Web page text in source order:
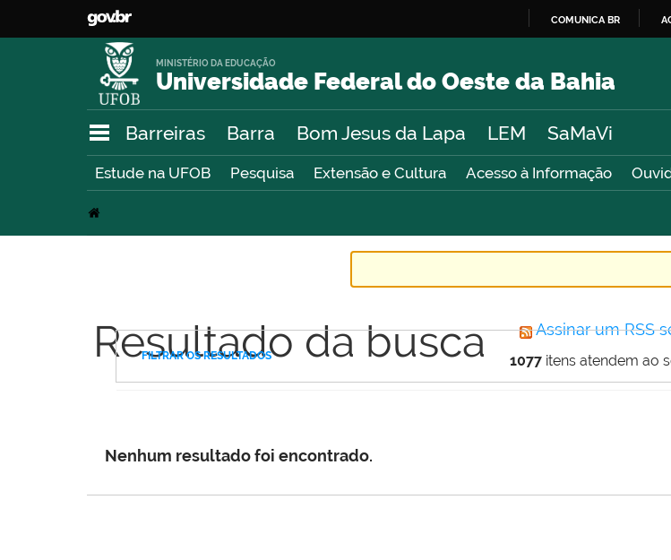
O
COMUNICA BR
Universidade Federal do Oeste da Bahia
MINISTÉRIO DA EDUCAÇÃO
Barreiras Barra Bom Jesus da Lapa LEM SaMaVi
Estude na UFOB Pesquisa Extensão e Cultura Acesso à Informação
Resultado da busca Assinar um RSS
1077 itens atendem ao
FILTRAR OS RESULTADOS
Nenhum resultado foi encontrado.